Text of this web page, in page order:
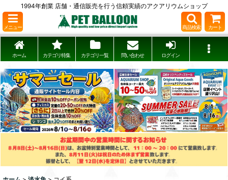
1994年創業 店舗・通信販売を行う信頼実績のアクアリウムショップ
メニュー 商品検索 カート
ホーム カテゴリ特集 カテゴリ一覧 問い合わせ ログイン